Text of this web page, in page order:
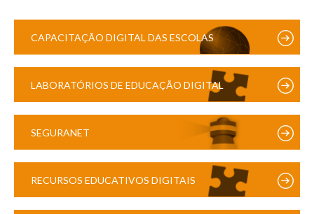
CAPACITAÇÃO DIGITAL DAS ESCOLAS
LABORATÓRIOS DE EDUCAÇÃO DIGITAL
SEGURANET
RECURSOS EDUCATIVOS DIGITAIS